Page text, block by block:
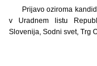
Prijavo oziroma
v Uradnem listu
Slovenija, Sodni svet, Trg